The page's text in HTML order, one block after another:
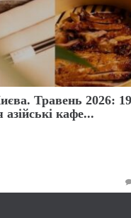
Травень 2026:
азійські кафе...